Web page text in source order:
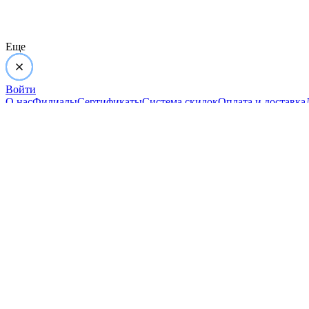
Еще
Войти
О насФилиалыСертификатыСистема скидокОплата и доставка